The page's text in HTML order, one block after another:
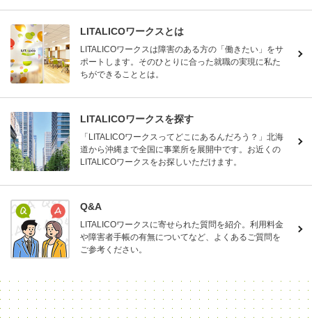
LITALICOワークスとは
LITALICOワークスは障害のある方の「働きたい」をサ
ポートします。そのひとりに合った就職の実現に私た
ちができることとは。
LITALICOワークスを探す
「LITALICOワークスってどこにあるんだろう？」北海
道から沖縄まで全国に事業所を展開中です。お近くの
LITALICOワークスをお探しいただけます。
Q&A
LITALICOワークスに寄せられた質問を紹介。利用料金
や障害者手帳の有無についてなど、よくあるご質問を
ご参考ください。